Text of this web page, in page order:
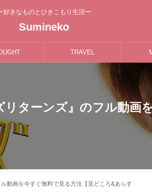
好きなものとひきこもり生活ー
Sumineko
TRAVEL
リターンズ』のフル動画
動画を今すぐ無料で見る方法【見どころ&あらす